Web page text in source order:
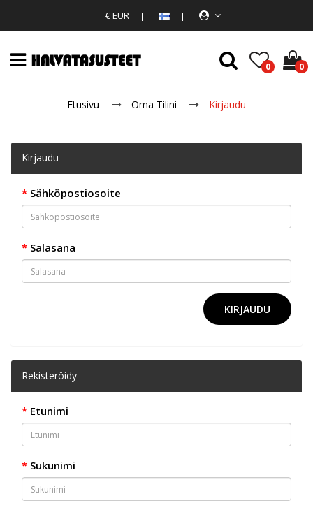
€ EUR
0 0
Etusivu Oma Tilini Kirjaudu
Kirjaudu
Sähköpostiosoite
Salasana
Rekisteröidy
Etunimi
Sukunimi